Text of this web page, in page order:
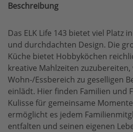
Beschreibung
Das ELK Life 143 bietet viel Platz
und durchdachten Design. Die
Küche bietet Hobbyköchen
kreative Mahlzeiten
Wohn-/Essbereich zu geselligen
einlädt. Hier finden Familien und
Kulisse für gemeinsame
ermöglicht es jedem
entfalten und seinen eigenen